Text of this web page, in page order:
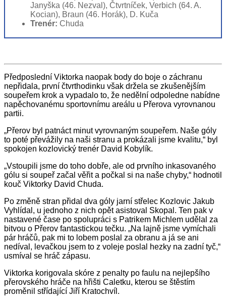
Janyška (46. Nezval), Čtvrtníček, Verbich (64. A.
Kocian), Braun (46. Horák), D. Kuča
Trenér: Chuda
Předposlední Viktorka naopak body do boje o záchranu
nepřidala, první čtvrthodinku však držela se zkušenějším
soupeřem krok a vypadalo to, že nedělní odpoledne nabídne
napěchovanému sportovnímu areálu u Přerova vyrovnanou
partii.
„Přerov byl patnáct minut vyrovnaným soupeřem. Naše góly
to poté převážily na naši stranu a prokázali jsme kvalitu,“ byl
spokojen kozlovický trenér David Kobylík.
„Vstoupili jsme do toho dobře, ale od prvního inkasovaného
gólu si soupeř začal věřit a počkal si na naše chyby,“ hodnotil
kouč Viktorky David Chuda.
Po změně stran přidal dva góly jarní střelec Kozlovic Jakub
Vyhlídal, u jednoho z nich opět asistoval Skopal. Ten pak v
nastavené čase po spolupráci s Patrikem Michlem udělal za
bitvou o Přerov fantastickou tečku. „Na lajně jsme vymíchali
pár hráčů, pak mi to lobem poslal za obranu a já se ani
nedíval, levačkou jsem to z voleje poslal hezky na zadní tyč,“
usmíval se hráč zápasu.
Viktorka korigovala skóre z penalty po faulu na nejlepšího
přerovského hráče na hřišti Caletku, kterou se štěstím
proměnil střídající Jiří Kratochvíl.